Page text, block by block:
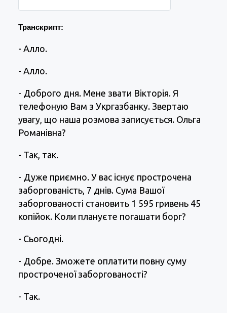
Транскрипт:
- Алло.
- Алло.
- Доброго дня. Мене звати Вікторія. Я
телефоную Вам з Укргазбанку. Звертаю
увагу, що наша розмова записується. Ольга
Романівна?
- Так, так.
- Дуже приємно. У вас існує прострочена
заборгованість, 7 днів. Сума Вашої
заборгованості становить 1 595 гривень 45
копійок. Коли плануєте погашати борг?
- Сьогодні.
- Добре. Зможете оплатити повну суму
простроченої заборгованості?
- Так.